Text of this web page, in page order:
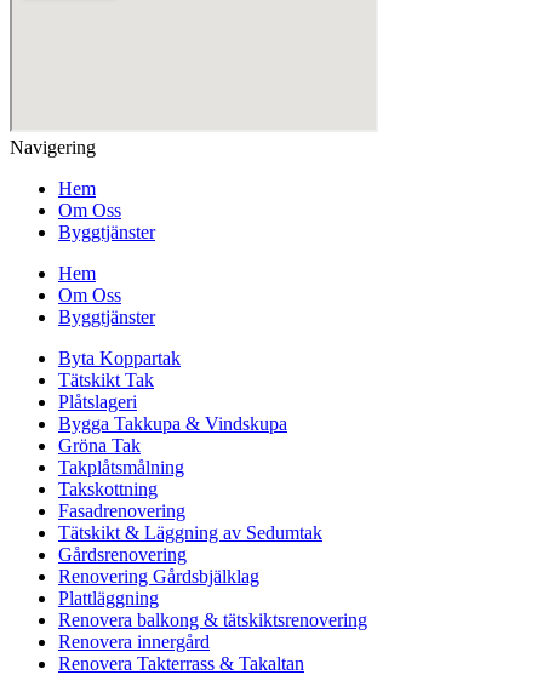
Navigering
Hem
Om Oss
Byggtjänster
Hem
Om Oss
Byggtjänster
Byta Koppartak
Tätskikt Tak
Plåtslageri
Bygga Takkupa & Vindskupa
Gröna Tak
Takplåtsmålning
Takskottning
Fasadrenovering
Tätskikt & Läggning av Sedumtak
Gårdsrenovering
Renovering Gårdsbjälklag
Plattläggning
Renovera balkong & tätskiktsrenovering
Renovera innergård
Renovera Takterrass & Takaltan